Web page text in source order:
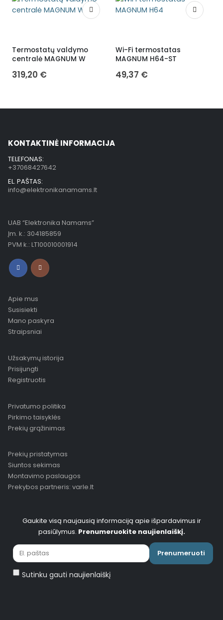
Termostatų valdymo
centralė MAGNUM W
319,20 €
Wi-Fi termostatas
MAGNUM H64-ST
49,37 €
KONTAKTINĖ INFORMACIJA
TELEFONAS:
+37068427642
EL. PAŠTAS:
info@elektronikanamams.lt
UAB “Elektronika Namams”
Įm. k.: 304185859
PVM k.: LT100010001914
Apie mus
Susisiekti
Mano paskyra
Straipsniai
Užsakymų istorija
Prisijungti
Registruotis
Privatumo politika
Pirkimo taisyklės
Prekių grąžinimas
Prekių pristatymas
Siuntos sekimas
Montavimo paslaugos
Prekybos partneris: varle.lt
Gaukite visą naujausią informaciją apie išpardavimus ir
pasiūlymus. Prenumeruokite naujienlaiškį.
Prenumeruoti
Sutinku gauti naujienlaiškį